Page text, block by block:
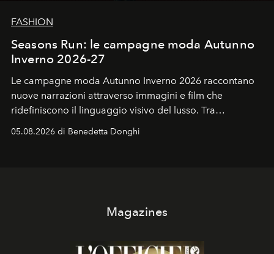
FASHION
Seasons Run: le campagne moda Autunno
Inverno 2026-27
Le campagne moda Autunno Inverno 2026 raccontano
nuove narrazioni attraverso immagini e film che
ridefiniscono il linguaggio visivo del lusso. Tra
contemporanea e storytelling d'autore, le maison
05.08.2026 di Benedetta Donghi
Magazines